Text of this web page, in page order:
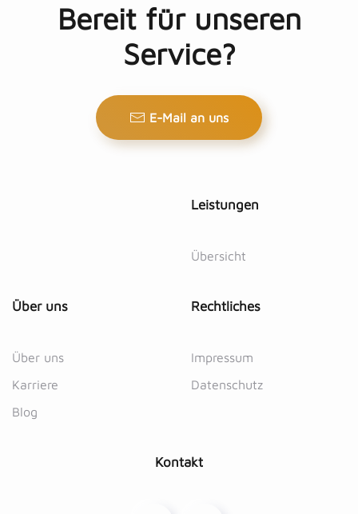
Bereit für unseren
Service?
E-Mail an uns
Leistungen
Übersicht
Über uns
Über uns
Karriere
Blog
Rechtliches
Impressum
Datenschutz
Kontakt